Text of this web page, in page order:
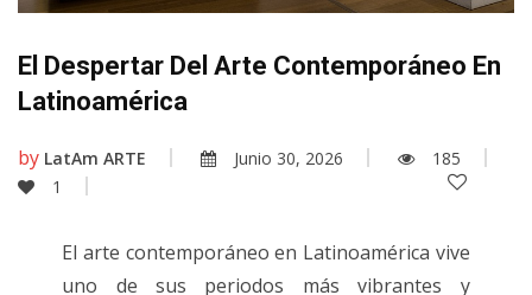
El Despertar Del Arte Contemporáneo En
Latinoamérica
by LatAm ARTE Junio 30, 2026
185
1
El arte contemporáneo en Latinoamérica vive
uno de sus periodos más vibrantes y